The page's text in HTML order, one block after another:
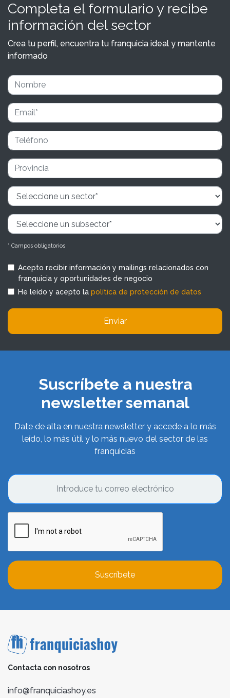
Completa el formulario y recibe
información del sector
Crea tu perfil, encuentra tu franquicia ideal y mantente
informado
* Campos obligatorios
Acepto recibir información y mailings relacionados con
franquicia y oportunidades de negocio
He leído y acepto la política de protección de datos
Enviar
Suscríbete a nuestra
newsletter semanal
Date de alta en nuestra newsletter y accede a lo más
leído, lo más útil y lo más nuevo del sector de las
franquicias
Suscríbete
Contacta con nosotros
info@franquiciashoy.es